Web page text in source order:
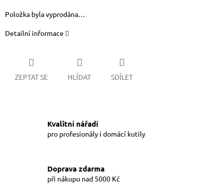
Položka byla vyprodána…
Detailní informace
ZEPTAT SE HLÍDAT SDÍLET
Kvalitní nářadí
pro profesionály i domácí kutily
Doprava zdarma
při nákupu nad 5000 Kč